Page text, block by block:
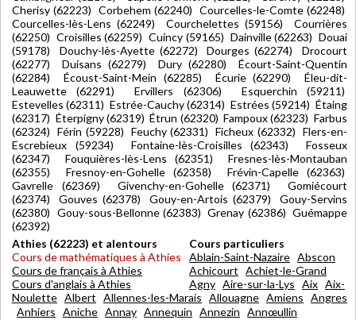
Cherisy (62223) Corbehem (62240) Courcelles-le-Comte (62248)
Courcelles-lès-Lens (62249) Courchelettes (59156) Courrières
(62250) Croisilles (62259) Cuincy (59165) Dainville (62263) Douai
(59178) Douchy-lès-Ayette (62272) Dourges (62274) Drocourt
(62277) Duisans (62279) Dury (62280) Écourt-Saint-Quentin
(62284) Écoust-Saint-Mein (62285) Écurie (62290) Éleu-dit-
Leauwette (62291) Ervillers (62306) Esquerchin (59211)
Estevelles (62311) Estrée-Cauchy (62314) Estrées (59214) Étaing
(62317) Éterpigny (62319) Étrun (62320) Fampoux (62323) Farbus
(62324) Férin (59228) Feuchy (62331) Ficheux (62332) Flers-en-
Escrebieux (59234) Fontaine-lès-Croisilles (62343) Fosseux
(62347) Fouquières-lès-Lens (62351) Fresnes-lès-Montauban
(62355) Fresnoy-en-Gohelle (62358) Frévin-Capelle (62363)
Gavrelle (62369) Givenchy-en-Gohelle (62371) Gomiécourt
(62374) Gouves (62378) Gouy-en-Artois (62379) Gouy-Servins
(62380) Gouy-sous-Bellonne (62383) Grenay (62386) Guémappe
(62392)
Athies (62223) et alentours
Cours de mathématiques à Athies
Cours de français à Athies
Cours d'anglais à Athies
Cours particuliers
Ablain-Saint-Nazaire Abscon
Achicourt Achiet-le-Grand
Agny Aire-sur-la-Lys Aix Aix-
Noulette Albert Allennes-les-Marais Allouagne Amiens Angres
Anhiers Aniche Annay Annequin Annezin Annœullin